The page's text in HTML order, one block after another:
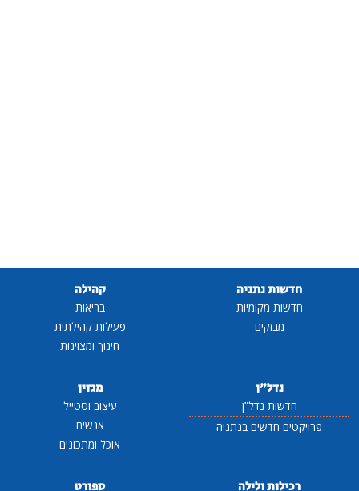
חדשות נתניה
חדשות מקומיות
מבזקים
קהילה
בריאות
פעילות קהילתית
חינוך ומצוינות
נדל"ן
חדשות נדל"ן
פרויקטים חדשים בנתניה
מגזין
עיצוב וסטייל
אנשים
אוכל ומתכונים
רכילות ולילה ספורט